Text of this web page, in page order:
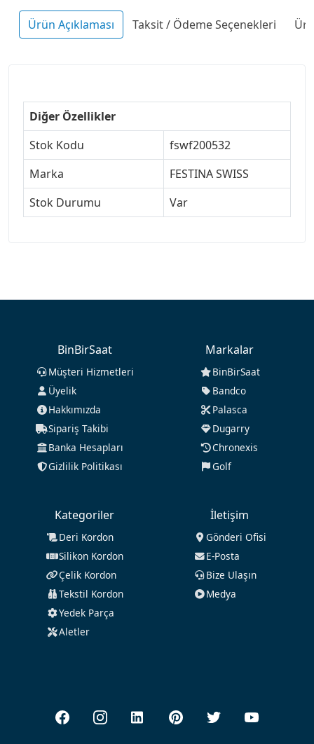
Ürün Açıklaması Taksit / Ödeme Seçenekleri
Diğer Özellikler
Stok Kodu
fswf200532
Marka
FESTINA SWISS
Stok Durumu
Var
BinBirSaat
Müşteri Hizmetleri
Üyelik
Hakkımızda
Sipariş Takibi
Banka Hesapları
Gizlilik Politikası
Markalar
BinBirSaat
Bandco
Palasca
Dugarry
Chronexis
Golf
Kategoriler
Deri Kordon
Silikon Kordon
Çelik Kordon
Tekstil Kordon
Yedek Parça
Aletler
İletişim
Gönderi Ofisi
E-Posta
Bize Ulaşın
Medya